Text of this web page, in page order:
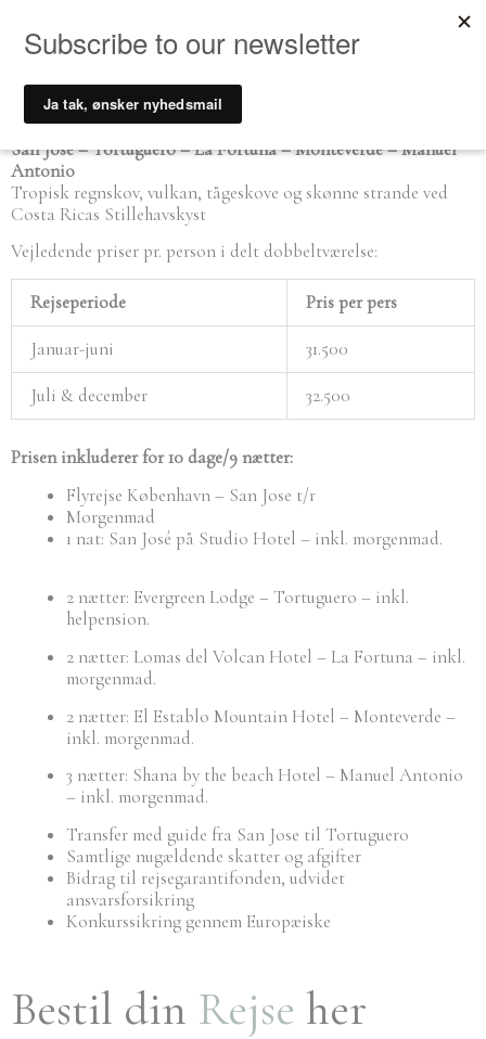
indholdet
Costa Rica
11 dage / 10 nætter’s unik rundrejse
San José – Tortuguero – La Fortuna – Monteverde – Manuel
Antonio
Tropisk regnskov, vulkan, tågeskove og skønne strande ved
Costa Ricas Stillehavskyst
Vejledende priser pr. person i delt dobbeltværelse:
Rejseperiode Pris per pers
Januar-juni 31.500
Juli & december 32.500
Prisen inkluderer for 10 dage/9 nætter:
Flyrejse København – San Jose t/r
Morgenmad
1 nat: San José på Studio Hotel – inkl. morgenmad.
2 nætter: Evergreen Lodge – Tortuguero – inkl.
helpension.
2 nætter: Lomas del Volcan Hotel – La Fortuna – inkl.
morgenmad.
2 nætter: El Establo Mountain Hotel – Monteverde –
inkl. morgenmad.
3 nætter: Shana by the beach Hotel – Manuel Antonio
– inkl. morgenmad.
Transfer med guide fra San Jose til Tortuguero
Samtlige nugældende skatter og afgifter
Bidrag til rejsegarantifonden, udvidet
ansvarsforsikring
Konkurssikring gennem Europæiske
Bestil din Rejse her